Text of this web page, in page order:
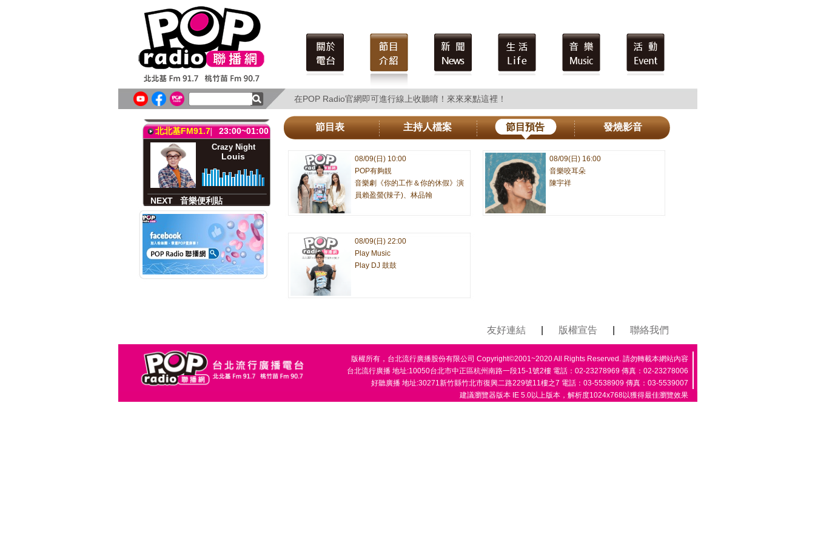
在POP Radio官網即可進行線上收聽唷！來來來點這裡！
在POP Radio官網即可進行線上收聽唷！來來來點這裡！
北北基FM91.723:00~01:00
Crazy Night
Louis
NEXT音樂便利貼
桃竹苗FM90.723:00~01:00
Crazy Night
Louis
NEXT音樂便利貼
節目表 主持人檔案 節目預告 發燒影音
08/09(日) 10:00
POP有夠靚
音樂劇《你的工作＆你的休假》演
員賴盈螢(辣子)、林品翰
08/09(日) 16:00
音樂咬耳朵
陳宇祥
08/09(日) 22:00
Play Music
Play DJ 鼓鼓
友好連結 版權宣告 聯絡我們
版權所有，台北流行廣播股份有限公司 Copyright©2001~2020 All Rights Reserved. 請勿轉載本網站內容
台北流行廣播 地址:10050台北市中正區杭州南路一段15-1號2樓 電話：02-23278969 傳真：02-23278006
好聽廣播 地址:30271新竹縣竹北市復興二路229號11樓之7 電話：03-5538909 傳真：03-5539007
建議瀏覽器版本 IE 5.0以上版本，解析度1024x768以獲得最佳瀏覽效果